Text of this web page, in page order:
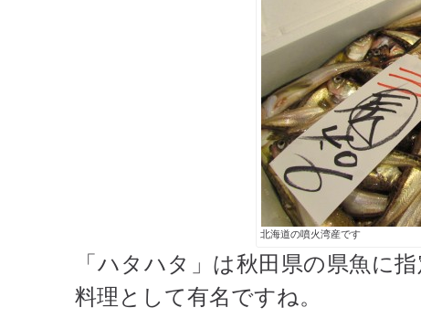
北海道の噴火湾産です
「ハタハタ」は秋田県の県魚に
料理として有名ですね。